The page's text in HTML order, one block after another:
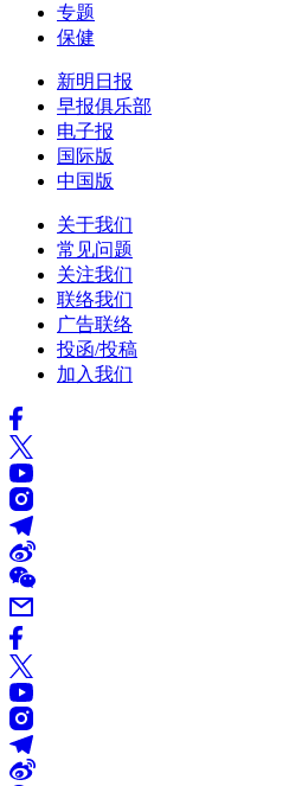
专题
保健
新明日报
早报俱乐部
电子报
国际版
中国版
关于我们
常见问题
关注我们
联络我们
广告联络
投函/投稿
加入我们